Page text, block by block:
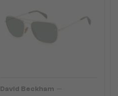
David Beckham